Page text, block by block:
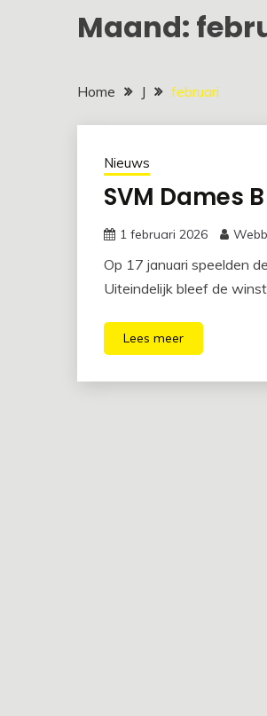
Maand:
Home J februari
Nieuws
SVM Dames
1 februari 2026
Op 17 januari speelden
Uiteindelijk bleef de
Lees meer